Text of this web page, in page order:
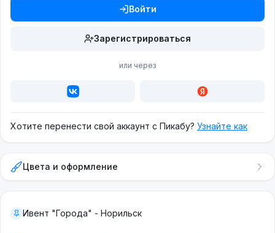
Войти
Зарегистрироваться
или через
Хотите перенести свой аккаунт с Пикабу? Узнайте как
Цвета и оформление
Ивент "Города" - Норильск